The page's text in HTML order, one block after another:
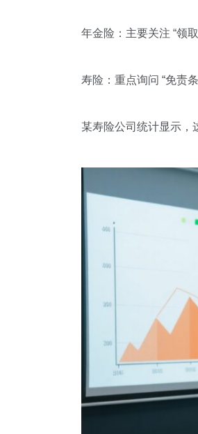
年金险：主要关注 “领
寿险：重点询问 “免责
某寿险公司统计显示，